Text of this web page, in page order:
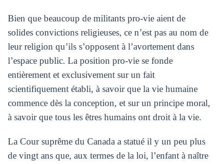
Bien que beaucoup de militants pro-vie aient de
solides convictions religieuses, ce n’est pas au nom de
leur religion qu’ils s’opposent à l’avortement dans
l’espace public. La position pro-vie se fonde
entièrement et exclusivement sur un fait
scientifiquement établi, à savoir que la vie humaine
commence dès la conception, et sur un principe moral,
à savoir que tous les êtres humains ont droit à la vie.
La Cour suprême du Canada a statué il y un peu plus
de vingt ans que, aux termes de la loi, l’enfant à naître